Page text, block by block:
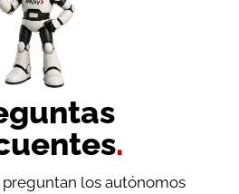
.
los autónomos